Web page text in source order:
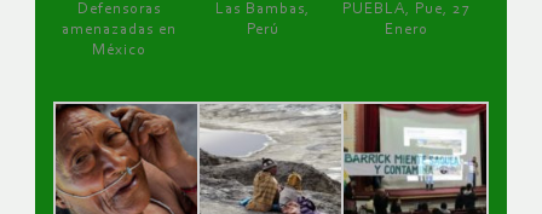
Defensoras
amenazadas en
México
Las Bambas,
Perú
PUEBLA, Pue, 27
Enero